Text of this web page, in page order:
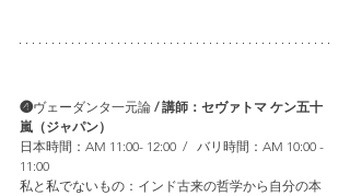
❹ヴェーダンタ一元論 / 講師：セヴァトマ ケン五十
嵐（ジャパン）
日本時間：AM 11:00- 12:00  /   バリ時間：AM 10:00 -
11:00
私と私でないもの ： インド古来の哲学から自分の本